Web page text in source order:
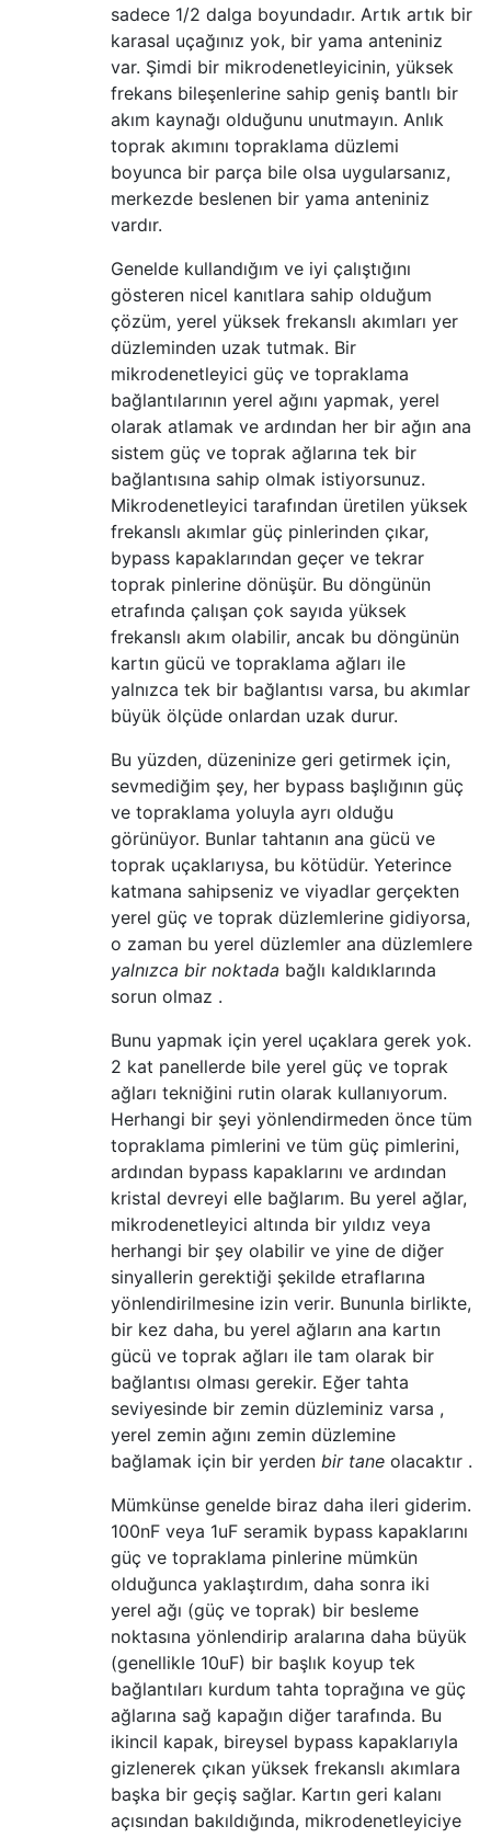
sadece 1/2 dalga boyundadır. Artık artık bir
karasal uçağınız yok, bir yama anteniniz
var. Şimdi bir mikrodenetleyicinin, yüksek
frekans bileşenlerine sahip geniş bantlı bir
akım kaynağı olduğunu unutmayın. Anlık
toprak akımını topraklama düzlemi
boyunca bir parça bile olsa uygularsanız,
merkezde beslenen bir yama anteniniz
vardır.
Genelde kullandığım ve iyi çalıştığını
gösteren nicel kanıtlara sahip olduğum
çözüm, yerel yüksek frekanslı akımları yer
düzleminden uzak tutmak. Bir
mikrodenetleyici güç ve topraklama
bağlantılarının yerel ağını yapmak, yerel
olarak atlamak ve ardından her bir ağın ana
sistem güç ve toprak ağlarına tek bir
bağlantısına sahip olmak istiyorsunuz.
Mikrodenetleyici tarafından üretilen yüksek
frekanslı akımlar güç pinlerinden çıkar,
bypass kapaklarından geçer ve tekrar
toprak pinlerine dönüşür. Bu döngünün
etrafında çalışan çok sayıda yüksek
frekanslı akım olabilir, ancak bu döngünün
kartın gücü ve topraklama ağları ile
yalnızca tek bir bağlantısı varsa, bu akımlar
büyük ölçüde onlardan uzak durur.
Bu yüzden, düzeninize geri getirmek için,
sevmediğim şey, her bypass başlığının güç
ve topraklama yoluyla ayrı olduğu
görünüyor. Bunlar tahtanın ana gücü ve
toprak uçaklarıysa, bu kötüdür. Yeterince
katmana sahipseniz ve viyadlar gerçekten
yerel güç ve toprak düzlemlerine gidiyorsa,
o zaman bu yerel düzlemler ana düzlemlere
yalnızca bir noktada bağlı kaldıklarında
sorun olmaz .
Bunu yapmak için yerel uçaklara gerek yok.
2 kat panellerde bile yerel güç ve toprak
ağları tekniğini rutin olarak kullanıyorum.
Herhangi bir şeyi yönlendirmeden önce tüm
topraklama pimlerini ve tüm güç pimlerini,
ardından bypass kapaklarını ve ardından
kristal devreyi elle bağlarım. Bu yerel ağlar,
mikrodenetleyici altında bir yıldız veya
herhangi bir şey olabilir ve yine de diğer
sinyallerin gerektiği şekilde etraflarına
yönlendirilmesine izin verir. Bununla birlikte,
bir kez daha, bu yerel ağların ana kartın
gücü ve toprak ağları ile tam olarak bir
bağlantısı olması gerekir. Eğer tahta
seviyesinde bir zemin düzleminiz varsa ,
yerel zemin ağını zemin düzlemine
bağlamak için bir yerden bir tane olacaktır .
Mümkünse genelde biraz daha ileri giderim.
100nF veya 1uF seramik bypass kapaklarını
güç ve topraklama pinlerine mümkün
olduğunca yaklaştırdım, daha sonra iki
yerel ağı (güç ve toprak) bir besleme
noktasına yönlendirip aralarına daha büyük
(genellikle 10uF) bir başlık koyup tek
bağlantıları kurdum tahta toprağına ve güç
ağlarına sağ kapağın diğer tarafında. Bu
ikincil kapak, bireysel bypass kapaklarıyla
gizlenerek çıkan yüksek frekanslı akımlara
başka bir geçiş sağlar. Kartın geri kalanı
açısından bakıldığında, mikrodenetleyiciye